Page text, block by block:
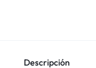
Descripción